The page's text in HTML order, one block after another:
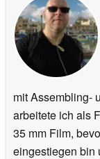
mit Assembling-
arbeitete ich als
35 mm Film,
eingestiegen bin